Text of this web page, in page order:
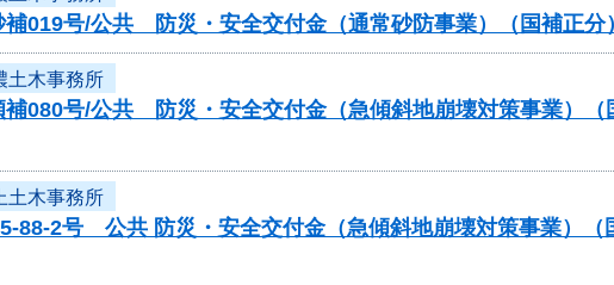
補019号/公共 防災・安全交付金（通常砂防事業）（国補正
土木事務所
補080号/公共 防災・安全交付金（急傾斜地崩壊対策事業）
土木事務所
88-2号 公共 防災・安全交付金（急傾斜地崩壊対策事業）（